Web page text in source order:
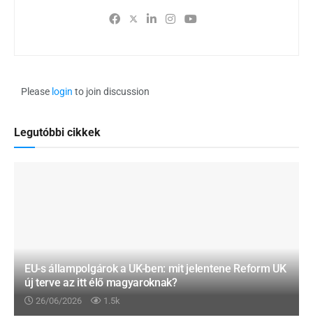
Please login to join discussion
Legutóbbi cikkek
EU-s állampolgárok a UK-ben: mit jelentene Reform UK
új terve az itt élő magyaroknak?
26/06/2026 1.5k